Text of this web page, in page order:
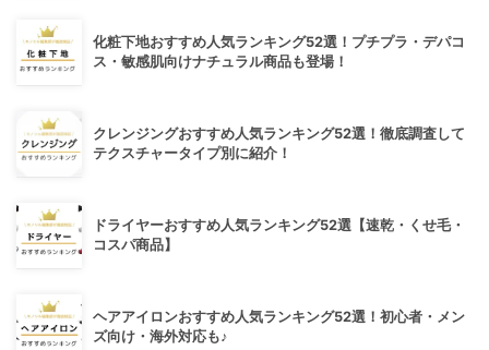
化粧下地おすすめ人気ランキング52選！プチプラ・デパコ
ス・敏感肌向けナチュラル商品も登場！
クレンジングおすすめ人気ランキング52選！徹底調査して
テクスチャータイプ別に紹介！
ドライヤーおすすめ人気ランキング52選【速乾・くせ毛・
コスパ商品】
ヘアアイロンおすすめ人気ランキング52選！初心者・メン
ズ向け・海外対応も♪